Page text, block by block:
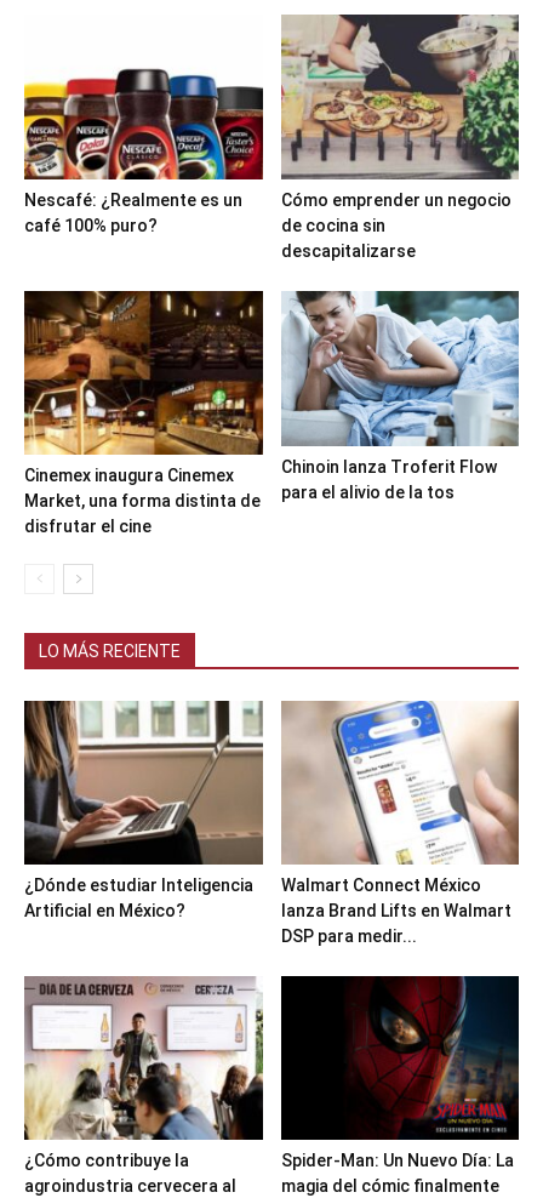
Nescafé: ¿Realmente es un
café 100% puro?
Cómo emprender un negocio
de cocina sin
descapitalizarse
Cinemex inaugura Cinemex
Market, una forma distinta de
disfrutar el cine
Chinoin lanza Troferit Flow
para el alivio de la tos
LO MÁS RECIENTE
¿Dónde estudiar Inteligencia
Artificial en México?
Walmart Connect México
lanza Brand Lifts en Walmart
DSP para medir...
¿Cómo contribuye la
agroindustria cervecera al
Spider-Man: Un Nuevo Día: La
magia del cómic finalmente